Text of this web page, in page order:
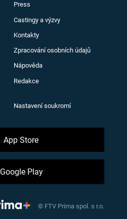
Press
Castingy a výzvy
Kontakty
Zpracování osobních údajů
Nápověda
Redakce
Nastavení soukromí
App Store
Google Play
© FTV Prima spol. s r.o.